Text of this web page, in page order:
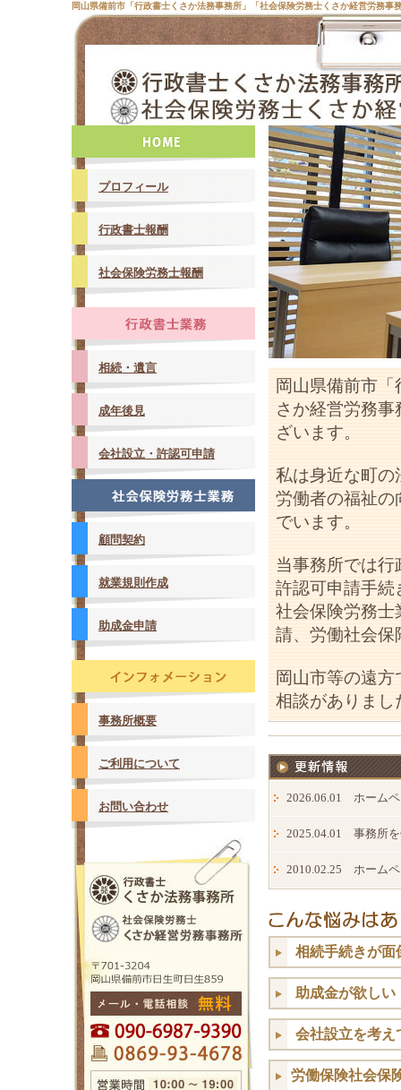
岡山県備前市「行政書士くさか法務事務所」「社会保険労務士くさか経営労務
プロフィール
行政書士報酬
社会保険労務士報酬
相続・遺言
成年後見
会社設立・許認可申請
顧問契約
就業規則作成
助成金申請
事務所概要
ご利用について
お問い合わせ
岡山県備前市
さか経営労務
ざいます。
私は身近な町の
労働者の福祉の
でいます。
当事務所では
許認可申請手続
社会保険労務士
請、労働社会保
岡山市等の遠
相談がありまし
2026.06.01 ホーム
2025.04.01 事務所
2010.02.25 ホーム
相続手続きが面
助成金が欲しい
会社設立を考え
労働保険社会保